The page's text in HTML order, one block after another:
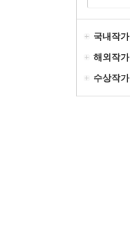
국내작가
해외작가
수상작가